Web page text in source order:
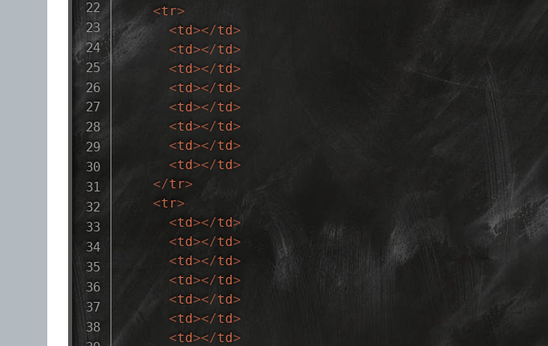
<tr>
<td></td>
<td></td>
<td></td>
<td></td>
<td></td>
<td></td>
<td></td>
<td></td>
</tr>
<tr>
<td></td>
<td></td>
<td></td>
<td></td>
<td></td>
<td></td>
<td></td>